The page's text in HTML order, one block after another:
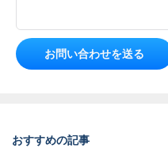
お問い合わせを送る
おすすめの記事